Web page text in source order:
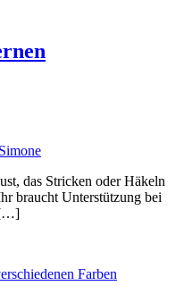
Simone
das Stricken oder Häkeln
braucht Unterstützung bei
[…]